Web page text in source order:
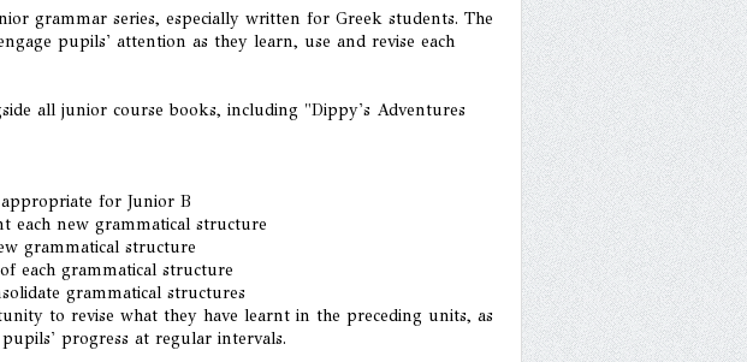
grammar series, especially written for Greek students. The
pupils' attention as they learn, use and revise each
all junior course books, including "Dippy's Adventures
for Junior B
each new grammatical structure
grammatical structure
each grammatical structure
grammatical structures
to revise what they have learnt in the preceding units, as
progress at regular intervals.